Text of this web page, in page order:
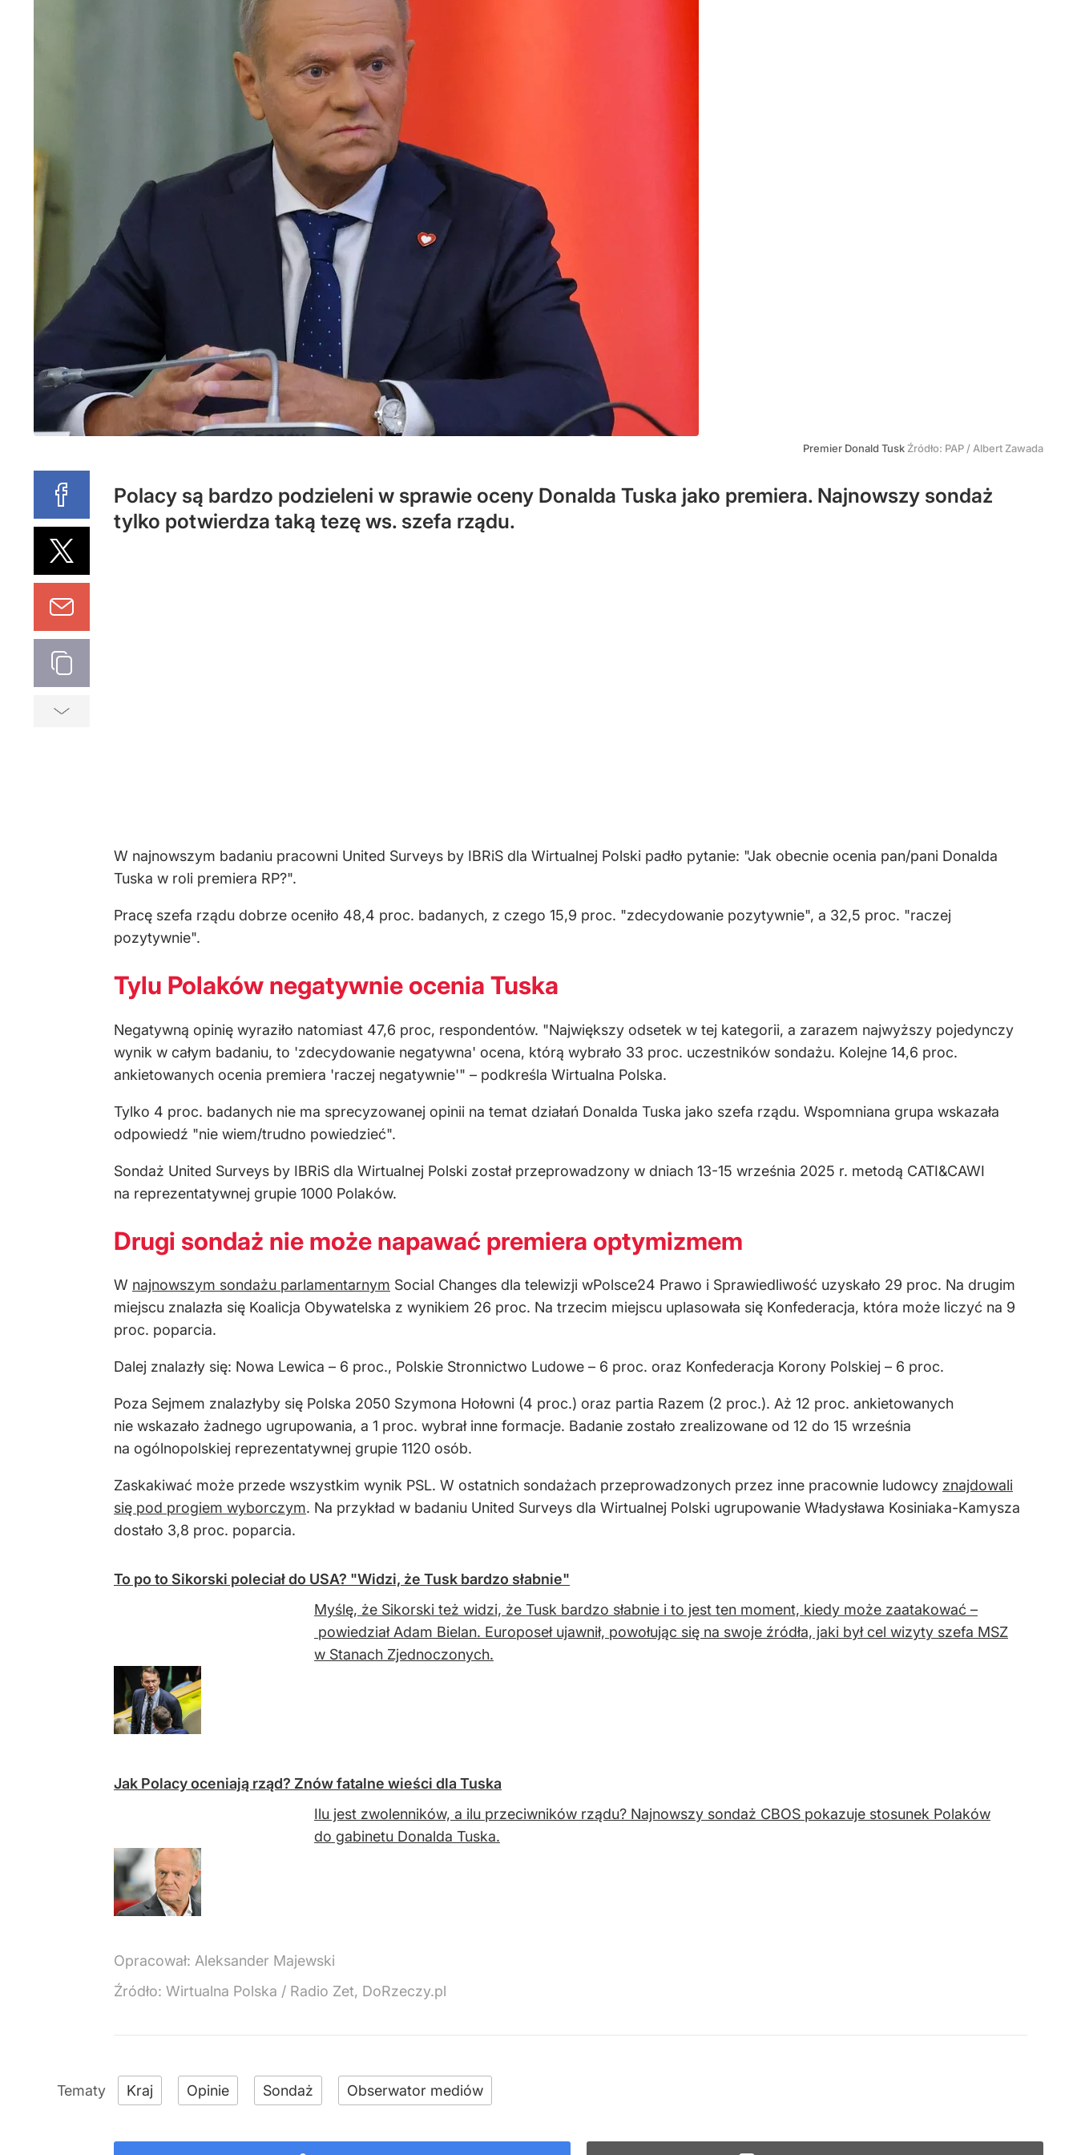
Premier Donald Tusk Źródło: PAP / Albert Zawada
Polacy są bardzo podzieleni w sprawie oceny Donalda Tuska jako premiera. Najnowszy sondaż
tylko potwierdza taką tezę ws. szefa rządu.
W najnowszym badaniu pracowni United Surveys by IBRiS dla Wirtualnej Polski padło pytanie: "Jak obecnie ocenia pan/pani Donalda
Tuska w roli premiera RP?".
Pracę szefa rządu dobrze oceniło 48,4 proc. badanych, z czego 15,9 proc. "zdecydowanie pozytywnie", a 32,5 proc. "raczej
pozytywnie".
Tylu Polaków negatywnie ocenia Tuska
Negatywną opinię wyraziło natomiast 47,6 proc, respondentów. "Największy odsetek w tej kategorii, a zarazem najwyższy pojedynczy
wynik w całym badaniu, to 'zdecydowanie negatywna' ocena, którą wybrało 33 proc. uczestników sondażu. Kolejne 14,6 proc.
ankietowanych ocenia premiera 'raczej negatywnie'" – podkreśla Wirtualna Polska.
Tylko 4 proc. badanych nie ma sprecyzowanej opinii na temat działań Donalda Tuska jako szefa rządu. Wspomniana grupa wskazała
odpowiedź "nie wiem/trudno powiedzieć".
Sondaż United Surveys by IBRiS dla Wirtualnej Polski został przeprowadzony w dniach 13-15 września 2025 r. metodą CATI&CAWI
na reprezentatywnej grupie 1000 Polaków.
Drugi sondaż nie może napawać premiera optymizmem
W najnowszym sondażu parlamentarnym Social Changes dla telewizji wPolsce24 Prawo i Sprawiedliwość uzyskało 29 proc. Na drugim
miejscu znalazła się Koalicja Obywatelska z wynikiem 26 proc. Na trzecim miejscu uplasowała się Konfederacja, która może liczyć na 9
proc. poparcia.
Dalej znalazły się: Nowa Lewica – 6 proc., Polskie Stronnictwo Ludowe – 6 proc. oraz Konfederacja Korony Polskiej – 6 proc.
Poza Sejmem znalazłyby się Polska 2050 Szymona Hołowni (4 proc.) oraz partia Razem (2 proc.). Aż 12 proc. ankietowanych
nie wskazało żadnego ugrupowania, a 1 proc. wybrał inne formacje. Badanie zostało zrealizowane od 12 do 15 września
na ogólnopolskiej reprezentatywnej grupie 1120 osób.
Zaskakiwać może przede wszystkim wynik PSL. W ostatnich sondażach przeprowadzonych przez inne pracownie ludowcy znajdowali
się pod progiem wyborczym. Na przykład w badaniu United Surveys dla Wirtualnej Polski ugrupowanie Władysława Kosiniaka-Kamysza
dostało 3,8 proc. poparcia.
To po to Sikorski poleciał do USA? "Widzi, że Tusk bardzo słabnie"
Myślę, że Sikorski też widzi, że Tusk bardzo słabnie i to jest ten moment, kiedy może zaatakować –
powiedział Adam Bielan. Europoseł ujawnił, powołując się na swoje źródła, jaki był cel wizyty szefa MSZ
w Stanach Zjednoczonych.
Jak Polacy oceniają rząd? Znów fatalne wieści dla Tuska
Ilu jest zwolenników, a ilu przeciwników rządu? Najnowszy sondaż CBOS pokazuje stosunek Polaków
do gabinetu Donalda Tuska.
Opracował: Aleksander Majewski
Źródło: Wirtualna Polska / Radio Zet, DoRzeczy.pl
Kraj Opinie Sondaż Obserwator mediów